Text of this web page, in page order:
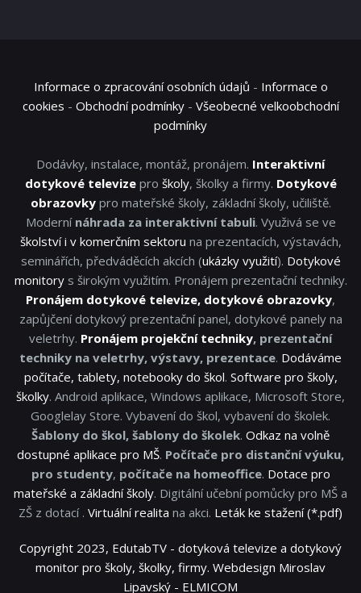
Informace o zpracování osobních údajů - Informace o
cookies - Obchodní podmínky- Všeobecné velkoobchodní
podmínky
Dodávky, instalace, montáž, pronájem. Interaktivní
dotykové televizepro školy, školky a firmy. Dotykové
obrazovkypro mateřské školy, základní školy, učiliště.
Moderní náhrada za interaktivní tabuli. Využivá se ve
školství i v komerčním sektoru na prezentacích, výstavách,
seminářích, předváděcích akcích (ukázky využití). Dotykové
monitorys širokým využitím. Pronájem prezentační techniky.
Pronájem dotykové televize, dotykové obrazovky,
zapůjčení dotykový prezentační panel, dotykové panely na
veletrhy. Pronájem projekční techniky, prezentační
techniky na veletrhy, výstavy, prezentace. Dodáváme
počítače, tablety, notebooky do škol. Software pro školy,
školky. Android aplikace, Windows aplikace, Microsoft Store,
Googlelay Store. Vybavení do škol, vybavení do školek.
Šablony do škol, šablony do školek. Odkaz na volně
dostupné aplikace pro MŠ. Počítače pro distanční výuku,
pro studenty, počítače na homeoffice. Dotace pro
mateřské a základní školy. Digitální učební pomůcky pro MŠ a
ZŠ z dotací . Virtuální realita na akci. Leták ke stažení (*.pdf)
Copyright 2023, EdutabTV - dotyková televize a dotykový
monitor pro školy, školky, firmy. Webdesign Miroslav
Lipavský - ELMICOM